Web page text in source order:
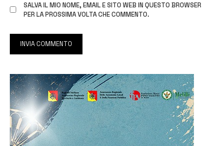
SALVA IL MIO NOME, EMAIL E SITO WEB IN QUESTO BROWSER
PER LA PROSSIMA VOLTA CHE COMMENTO.